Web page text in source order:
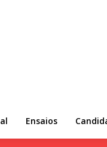
Ensaios